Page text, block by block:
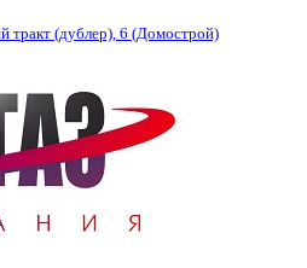
тракт (дублер), 6 (Домострой)